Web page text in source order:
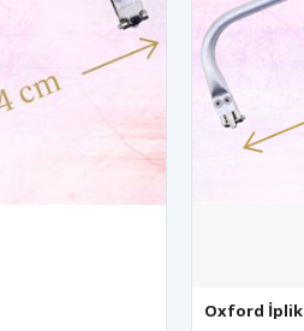
Oxford İplik